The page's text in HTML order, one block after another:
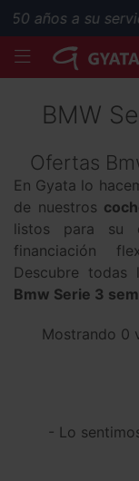
años a su
MENÚ
BMW
Ofertas
En Gyata lo
de nuestros
listos para su
financiación
Descubre todas
Bmw Serie 3
Mostrando 0
- Lo